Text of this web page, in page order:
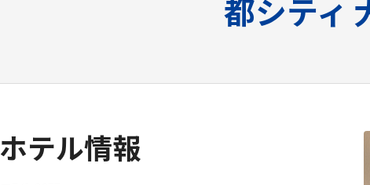
都シティ
ホテル情報